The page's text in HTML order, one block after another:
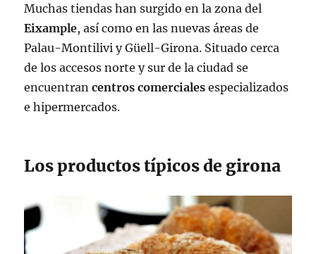
Muchas tiendas han surgido en la zona del
Eixample, así como en las nuevas áreas de
Palau-Montilivi y Güell-Girona. Situado cerca
de los accesos norte y sur de la ciudad se
encuentrancentros comerciales especializados
e hipermercados.
Los productos típicos de girona